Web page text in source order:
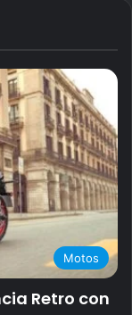
Motos
Retro con